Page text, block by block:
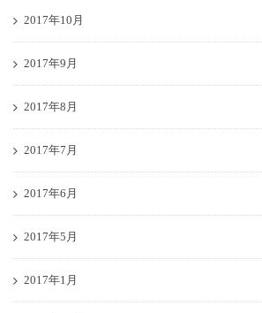
2017年10月
2017年9月
2017年8月
2017年7月
2017年6月
2017年5月
2017年1月